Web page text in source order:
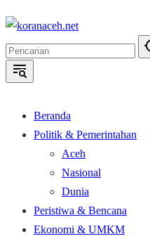
Langsung
konten
Beranda
Politik & Pemerintahan
Aceh
Nasional
Dunia
Peristiwa & Bencana
Ekonomi & UMKM